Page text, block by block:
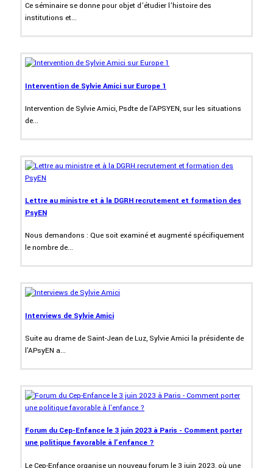
Ce séminaire se donne pour objet d’étudier l’histoire des
institutions et...
Intervention de Sylvie Amici sur Europe 1
Intervention de Sylvie Amici, Psdte de l'APSYEN, sur les situations
de...
Lettre au ministre et à la DGRH recrutement et formation des
PsyEN
Nous demandons : Que soit examiné et augmenté spécifiquement
le nombre de...
Interviews de Sylvie Amici
Suite au drame de Saint-Jean de Luz, Sylvie Amici la présidente de
l'APsyEN a...
Forum du Cep-Enfance le 3 juin 2023 à Paris - Comment porter
une politique favorable à l'enfance ?
Le Cep-Enfance organise un nouveau forum le 3 juin 2023, où une